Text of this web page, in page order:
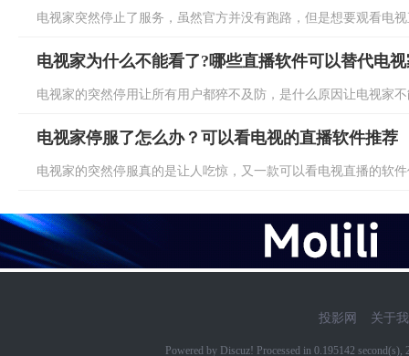
电视家突然停止了服务，虽然官方并没有跑路，但是想要观看电
电视家为什么不能看了?哪些直播软件可以替代电
电视家的突然停用让所有用户都猝不及防，是什么原因让电视家
电视家停服了怎么办？可以看电视的直播软件推荐
电视家的突然停服真的是让人吃惊，又一款可以看电视直播的软
投影网 关于
Powered by Discuz! Processed in 0.195142